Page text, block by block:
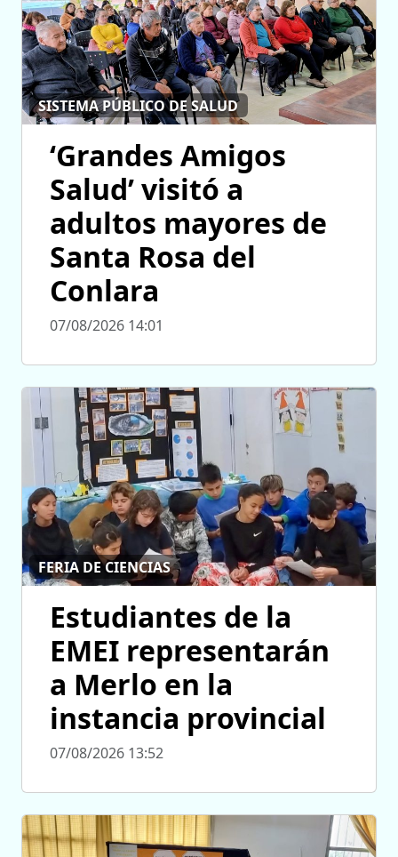
SISTEMA PÚBLICO DE SALUD
‘Grandes Amigos
Salud’ visitó a
adultos mayores de
Santa Rosa del
Conlara
07/08/2026 14:01
FERIA DE CIENCIAS
Estudiantes de la
EMEI representarán
a Merlo en la
instancia provincial
07/08/2026 13:52